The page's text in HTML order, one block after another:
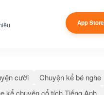
App Store
cười
Chuyện kể bé nghe